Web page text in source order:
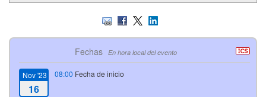
Fechas En hora local del evento
Nov '23
16
08:00 Fecha de inicio